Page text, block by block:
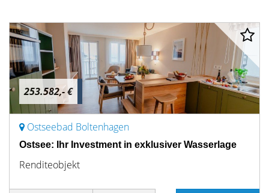
253.582,- €
Ostseebad Boltenhagen
Ostsee: Ihr Investment in exklusiver Wasserlage
Renditeobjekt